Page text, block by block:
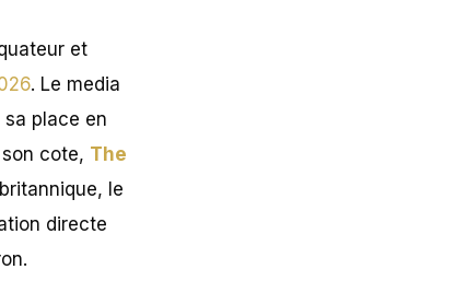
et
. Le media
place en
cote, The
le
directe